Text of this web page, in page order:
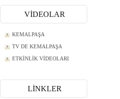
VİDEOLAR
KEMALPAŞA
TV DE KEMALPAŞA
ETKİNLİK VİDEOLARI
LİNKLER